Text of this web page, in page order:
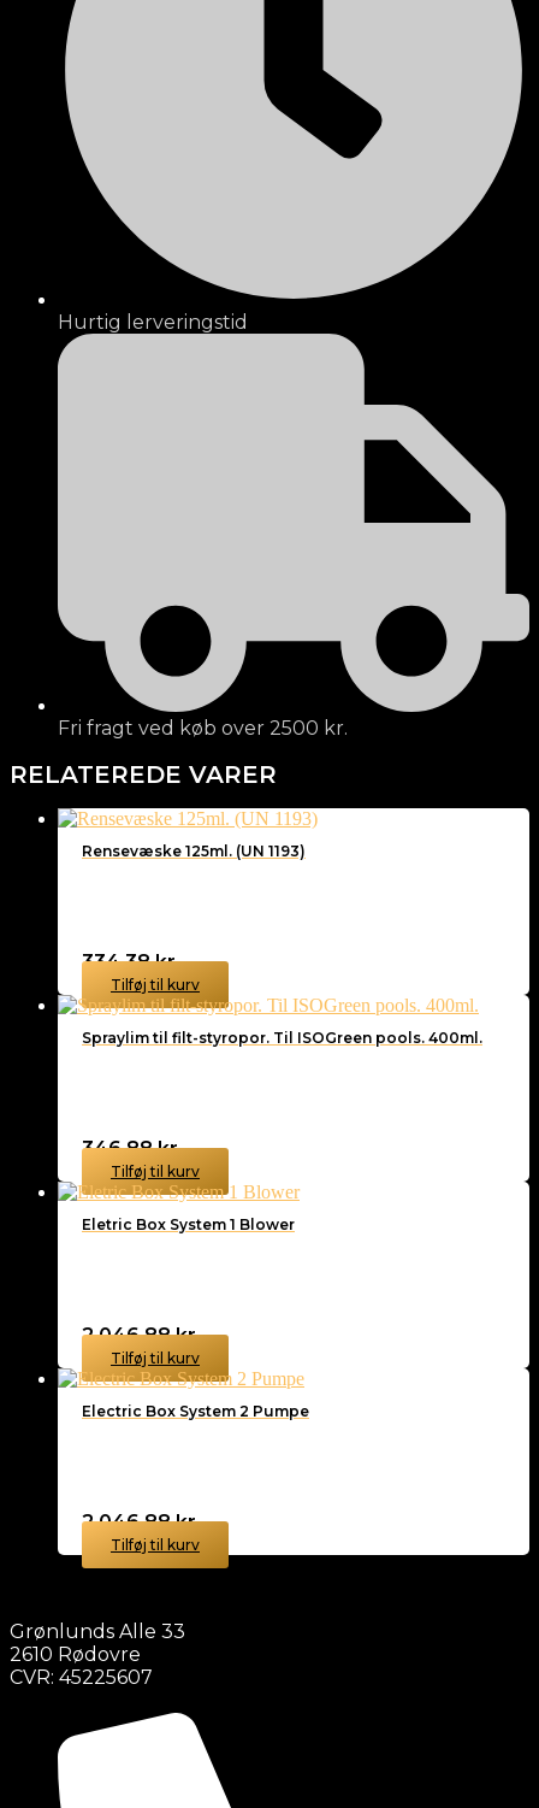
Hurtig lerveringstid
Fri fragt ved køb over 2500 kr.
RELATEREDE VARER
Rensevæske 125ml. (UN 1193)
334,38kr.
Tilføj til kurv
Spraylim til filt-styropor. Til ISOGreen pools. 400ml.
346,88kr.
Tilføj til kurv
Eletric Box System 1 Blower
2.046,88kr.
Tilføj til kurv
Electric Box System 2 Pumpe
2.046,88kr.
Tilføj til kurv
Grønlunds Alle 33
2610 Rødovre
CVR: 45225607